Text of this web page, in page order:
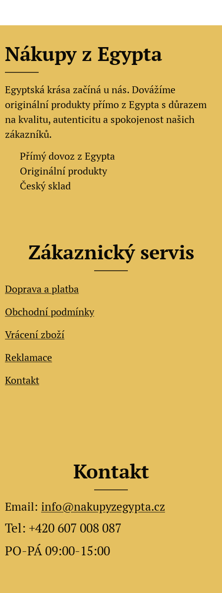
Nákupy z Egypta
Egyptská krása začíná u nás. Dovážíme
originální produkty přímo z Egypta s důrazem
na kvalitu, autenticitu a spokojenost našich
zákazníků.
Přímý dovoz z Egypta
Originální produkty
✔ Český sklad
Zákaznický servis
Doprava a platba
Obchodní podmínky
Vrácení zboží
Reklamace
Kontakt
Kontakt
Email: info@nakupyzegypta.cz
Tel: +420 607 008 087
PO-PÁ 09:00-15:00